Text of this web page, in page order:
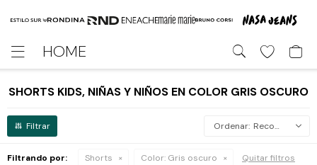
HOME

SHORTS KIDS, NIÑAS Y NIÑOS EN COLOR GRIS OSCURO
Recomendados
Filtrando por: Shorts Color: Gris oscuro Quitar filtros